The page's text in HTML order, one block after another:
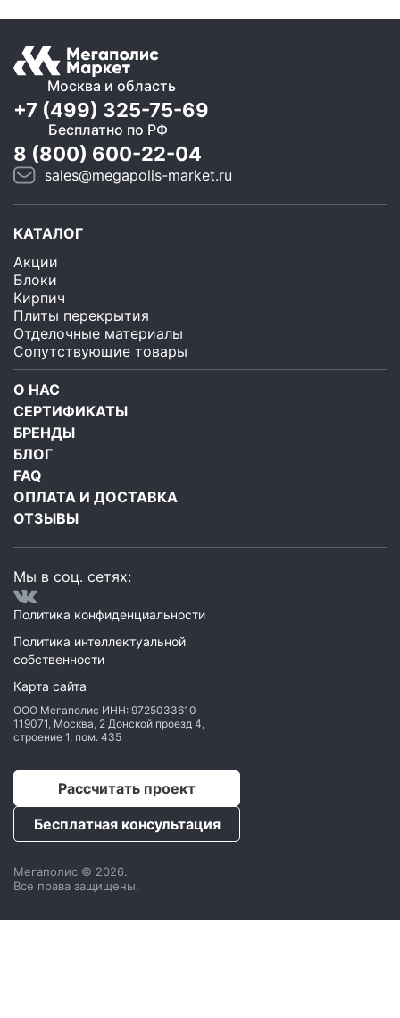
Москва и область
+7 (499) 325-75-69
Бесплатно по РФ
8 (800) 600-22-04
sales@megapolis-market.ru
КАТАЛОГ
Акции
Блоки
Кирпич
Плиты перекрытия
Отделочные материалы
Сопутствующие товары
О НАС
СЕРТИФИКАТЫ
БРЕНДЫ
БЛОГ
FAQ
ОПЛАТА И ДОСТАВКА
ОТЗЫВЫ
Мы в соц. сетях:
Политика конфиденциальности
Политика интеллектуальной
собственности
Карта сайта
ООО Мегаполис ИНН: 9725033610
119071, Москва, 2 Донской проезд 4,
строение 1, пом. 435
Рассчитать проект
Бесплатная консультация
Мегаполис © 2026.
Все права защищены.